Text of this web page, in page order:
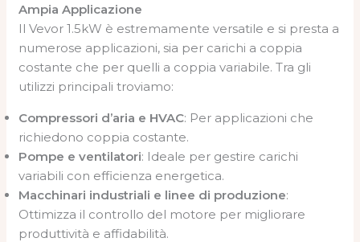
Ampia Applicazione
Il Vevor 1.5kW è estremamente versatile e si presta a
numerose applicazioni, sia per carichi a coppia
costante che per quelli a coppia variabile. Tra gli
utilizzi principali troviamo:
Compressori d’aria e HVAC: Per applicazioni che
richiedono coppia costante.
Pompe e ventilatori: Ideale per gestire carichi
variabili con efficienza energetica.
Macchinari industriali e linee di produzione:
Ottimizza il controllo del motore per migliorare
produttività e affidabilità.